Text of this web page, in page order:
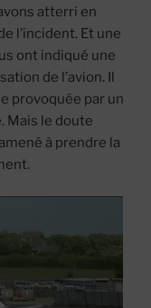
atterri en
l’incident. Et une
ont indiqué une
de l’avion. Il
provoquée par un
Mais le doute
à prendre la